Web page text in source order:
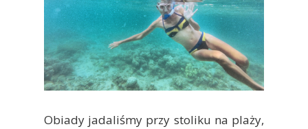
Obiady jadaliśmy przy stoliku na plaży,